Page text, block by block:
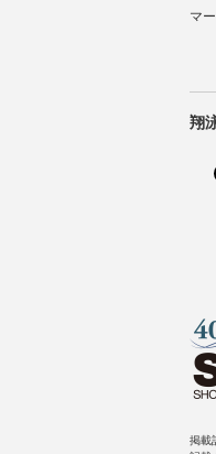
マ
翔
掲載